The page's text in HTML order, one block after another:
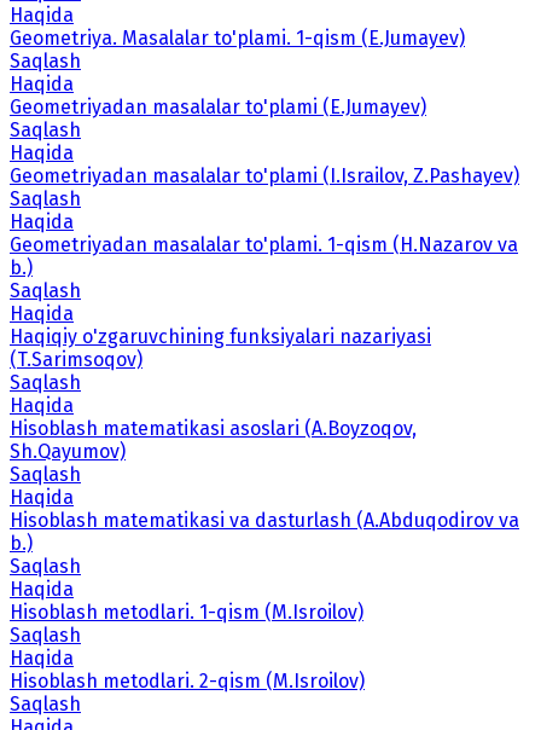
Haqida
Geometriya. Masalalar to'plami. 1-qism (E.Jumayev)
Saqlash
Haqida
Geometriyadan masalalar to'plami (E.Jumayev)
Saqlash
Haqida
Geometriyadan masalalar to'plami (I.Israilov, Z.Pashayev)
Saqlash
Haqida
Geometriyadan masalalar to'plami. 1-qism (H.Nazarov va
b.)
Saqlash
Haqida
Haqiqiy o'zgaruvchining funksiyalari nazariyasi
(T.Sarimsoqov)
Saqlash
Haqida
Hisoblash matematikasi asoslari (A.Boyzoqov,
Sh.Qayumov)
Saqlash
Haqida
Hisoblash matematikasi va dasturlash (A.Abduqodirov va
b.)
Saqlash
Haqida
Hisoblash metodlari. 1-qism (M.Isroilov)
Saqlash
Haqida
Hisoblash metodlari. 2-qism (M.Isroilov)
Saqlash